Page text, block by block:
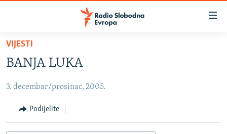
Pređite
glavni
Pređite
BOSNA I HERCEGOVINA
SRBIJA
KOSOVO
VIJESTI
BANJA LUKA
3. decembar/prosinac, 2005.
Podijelite